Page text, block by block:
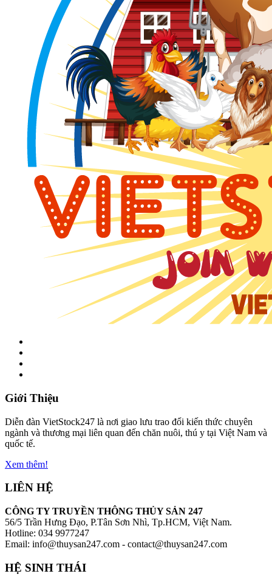
Giới Thiệu
Diễn đàn VietStock247 là nơi giao lưu trao đổi kiến thức chuyên
ngành và thương mại liên quan đến chăn nuôi, thú y tại Việt Nam và
quốc tế.
Xem thêm!
LIÊN HỆ
CÔNG TY TRUYỀN THÔNG THỦY SẢN 247
56/5 Trần Hưng Đạo, P.Tân Sơn Nhì, Tp.HCM, Việt Nam.
Hotline: 034 9977247
Email: info@thuysan247.com - contact@thuysan247.com
HỆ SINH THÁI